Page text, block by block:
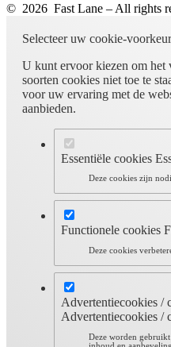
© 2026 Fast Lane – All rights
Selecteer uw cookie-
U kunt ervoor kiezen om het
soorten cookies niet toe te
voor uw ervaring met de
aanbieden.
Essentiële cookies
Deze cookies zijn
Functionele cookies
Deze cookies
Advertentiecookies /
Advertentiecookies /
Deze worden